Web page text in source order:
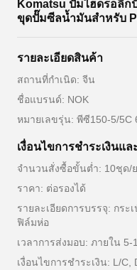
Komatsu ปั๊มไฮดรอลิก
ขุดปั๊มซีลน้ำมันสำหรับ
รายละเอียดสินค้า
สถานที่กำเนิด: จีน
ชื่อแบรนด์: NOK
หมายเลขรุ่น: พีซี150-5/5C
เงื่อนไขการชำระเงินแล
จำนวนสั่งซื้อขั้นต่ำ: 10ชุด/
ราคา: ต่อรองได้
รายละเอียดการบรรจุ: กระ
ฟิล์มห่อ
เวลาการส่งมอบ: ภายใน 5-
เงื่อนไขการชำระเงิน: L/C,